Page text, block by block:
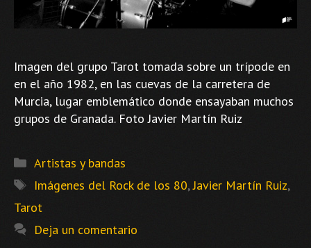
Imagen del grupo Tarot tomada sobre un trípode en
en el año 1982, en las cuevas de la carretera de
Murcia, lugar emblemático donde ensayaban muchos
grupos de Granada. Foto Javier Martín Ruiz
Categorías
Artistas y bandas
Etiquetas
Imágenes del Rock de los 80,Javier Martín Ruiz,
Tarot
Deja un comentario